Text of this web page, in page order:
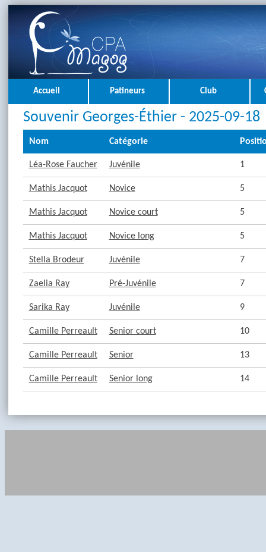
Accueil Patineurs Club
Souvenir Georges-Éthier - 2025-09-18
Nom Catégorie
Léa-Rose Faucher Juvénile 1
Mathis Jacquot Novice 5
Mathis Jacquot Novice court 5
Mathis Jacquot Novice long 5
Stella Brodeur Juvénile 7
Zaelia Ray Pré-Juvénile 7
Sarika Ray Juvénile 9
Camille Perreault Senior court 10
Camille Perreault Senior 13
Camille Perreault Senior long 14